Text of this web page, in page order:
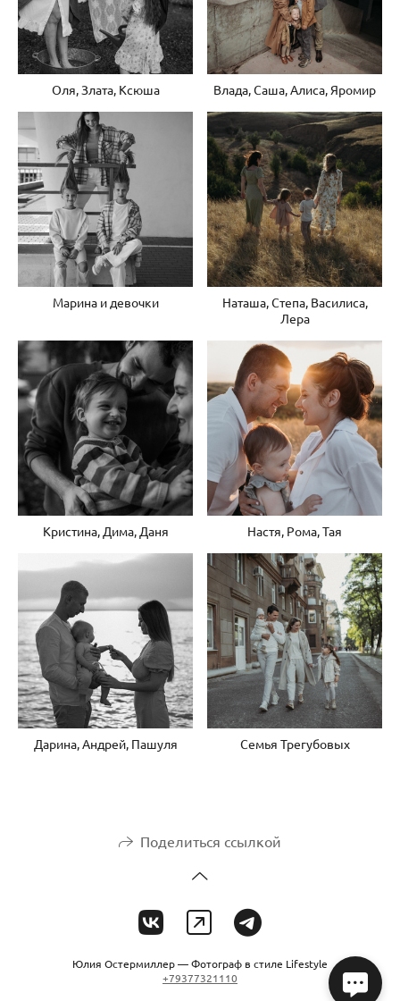
Оля, Злата, Ксюша Влада, Саша, Алиса, Яромир
Марина и девочки
Наташа, Степа, Василиса,
Лера
Кристина, Дима, Даня Настя, Рома, Тая
Дарина, Андрей, Пашуля Семья Трегубовых
Поделиться ссылкой
Юлия Остермиллер — Фотограф в стиле Lifestyle
+79377321110